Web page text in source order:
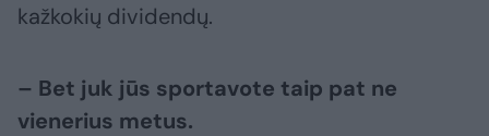
kažkokių dividendų.
– Bet juk jūs sportavote taip pat ne
vienerius metus.